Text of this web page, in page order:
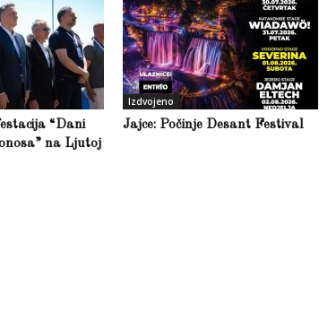
“Dani
na Ljutoj
Izdvojeno
Jajce: Počinje Desant Festival